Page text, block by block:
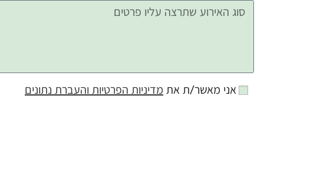
אני מאשר/ת את מדיניות הפרטיות והעברת נתונים